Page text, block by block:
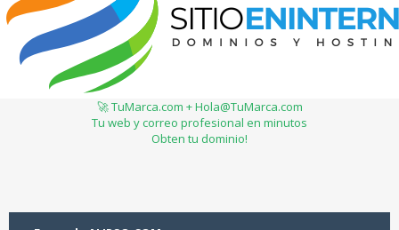
🚀 TuMarca.com + Hola@TuMarca.com
Tu web y correo profesional en minutos
Obten tu dominio!